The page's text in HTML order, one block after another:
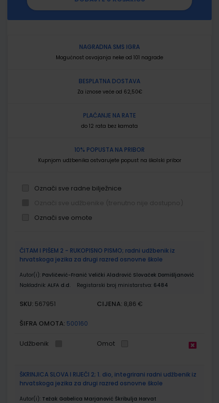
NAGRADNA SMS IGRA
Mogućnost osvajanja neke od 101 nagrade
BESPLATNA DOSTAVA
Za iznose veće od 62,50€
PLAĆANJE NA RATE
do 12 rata bez kamata
10% POPUSTA NA PRIBOR
Kupnjom udžbenika ostvarujete popust na školski pribor
Označi sve radne bilježnice
Označi sve omote
proizvodi
ČITAM I PIŠEM 2 - RUKOPISNO PISMO; radni udžbenik iz
hrvatskoga jezika za drugi razred osnovne škole
Autor(i): Pavličević-Franić Velički Aladrović Slovaček Domišljanović
Nakladnik: ALFA d.d. Registarski broj ministarstva: 6484
SKU: 567951 CIJENA: 8,86 €
ŠIFRA OMOTA: 500160
Udžbenik Omot
ŠKRINJICA SLOVA I RIJEČI 2; 1. dio, integrirani radni udžbenik iz
hrvatskoga jezika za drugi razred osnovne škole
Autor(i): Težak Gabelica Marjanović Škribulja Horvat